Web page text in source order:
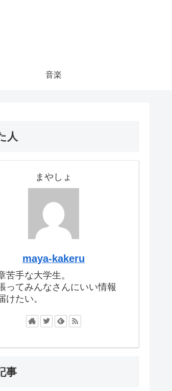
音楽
人
まやしょ
maya-kakeru
苦手な大学生。
ってみんなさんにいい情報
けたい。
事